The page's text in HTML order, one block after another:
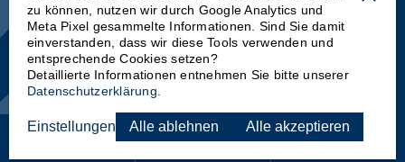
Impressum
Datenschutz
zu können, nutzen wir durch Google Analytics und
Meta Pixel gesammelte Informationen. Sind Sie damit
einverstanden, dass wir diese Tools verwenden und
entsprechende Cookies setzen?
Detaillierte Informationen entnehmen Sie bitte unserer
Datenschutzerklärung
Einstellungen Alle ablehnen Alle akzeptieren